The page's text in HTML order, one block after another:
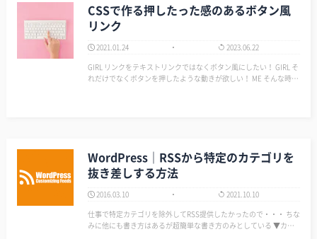
CSSで作る押したった感のあるボタン風
リンク
2021.01.24
2023.06.22
GIRL リンクをテキストリンクではなくボタン風にしたい！ GIRL そ
れだけでなくボタンを押したような動きが欲しい！ ME そんな時は
WordPress｜RSSから特定のカテゴリを
抜き差しする方法
2016.03.10
2021.10.10
仕事で特定カテゴリを除外してRSS提供したかったので・・・ ちな
みに他にも書き方はあるが超簡単な書き方のみとしている ▼カテ